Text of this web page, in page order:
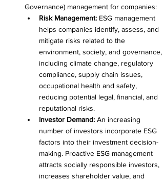
Governance) management for companies:
Risk Management: ESG management
helps companies identify, assess, and
mitigate risks related to the
environment, society, and governance,
including climate change, regulatory
compliance, supply chain issues,
occupational health and safety,
reducing potential legal, financial, and
reputational risks.
Investor Demand: An increasing
number of investors incorporate ESG
factors into their investment decision-
making. Proactive ESG management
attracts socially responsible investors,
increases shareholder value, and